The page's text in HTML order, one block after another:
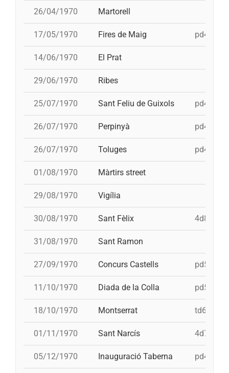
26/04/1970 Martorell
17/05/1970 Fires de Maig pd4,
14/06/1970 El Prat
29/06/1970 Ribes
25/07/1970 Sant Feliu de Guixols pd4,
26/07/1970 Perpinyà pd4,
26/07/1970 Toluges pd4, td6,
01/08/1970 Màrtirs street
29/08/1970 Vigília
30/08/1970 Sant Fèlix 4d8c,
31/08/1970 Sant Ramon
27/09/1970 Concurs Castells pd5,
11/10/1970 Diada de la Colla pd5,
18/10/1970 Montserrat td6, pd5,
01/11/1970 Sant Narcís 4d7, td6,
05/12/1970 Inauguració Taberna pd4,